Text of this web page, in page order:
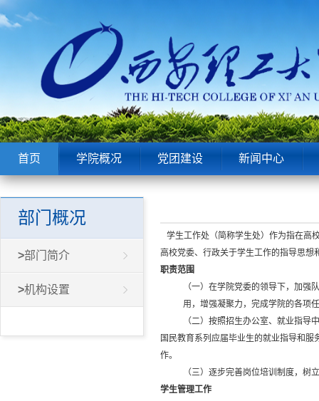
首页 学院概况 党团建设 新闻中心
学生工作处（简称学生处）作为指在高
高校党委、行政关于学生工作的指导思
职责范围
（一）在学院党委的领导下，加强
用，增强凝聚力，完成学院的各项
（二）按照招生办公室、就业指
国民教育系列应届毕业生的就业指导和
作。
（三）逐步完善岗位培训制度，
学生管理工作
部门概况
>部门简介
>机构设置